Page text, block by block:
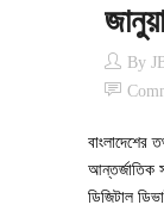
By
বাংলাদেশের
আন্তর্জাতিক
ডিজিটাল